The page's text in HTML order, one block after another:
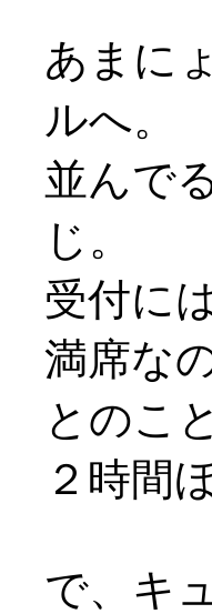
あまに
ルへ。
並んで
じ。
受付に
満席な
とのこ
２時間
で、キ